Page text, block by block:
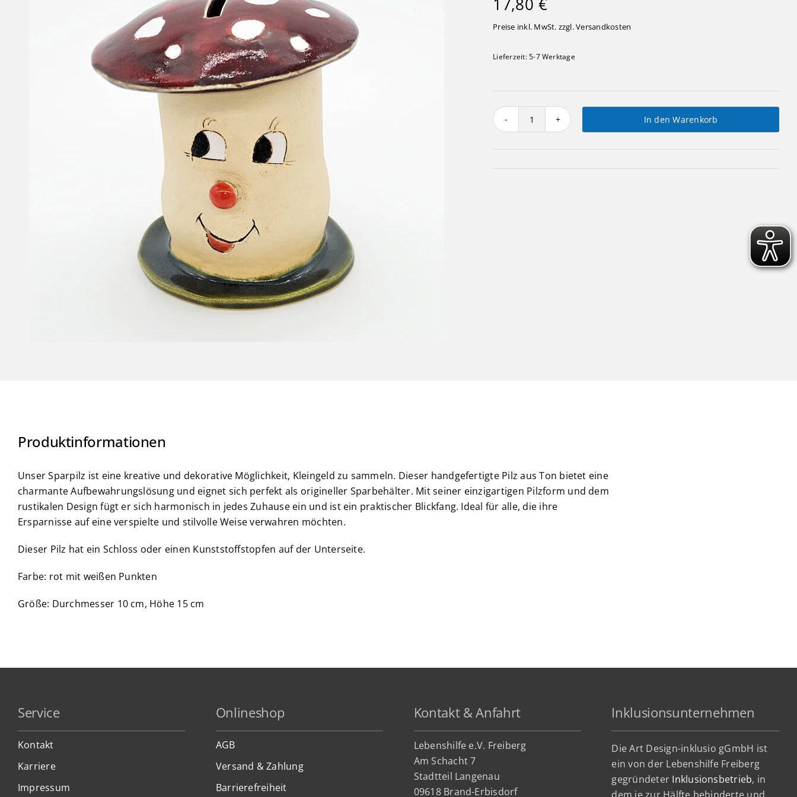
Preise inkl. MwSt. zzgl.Versandkosten
Lieferzeit: 5-7 Werktage
Sparpilz
In den Warenkorb
Produktinformationen
Unser Sparpilz ist eine kreative und dekorative Möglichkeit, Kleingeld zu sammeln. Dieser handgefertigte Pilz aus Ton bietet eine
charmante Aufbewahrungslösung und eignet sich perfekt als origineller Sparbehälter. Mit seiner einzigartigen Pilzform und dem
rustikalen Design fügt er sich harmonisch in jedes Zuhause ein und ist ein praktischer Blickfang. Ideal für alle, die ihre
Ersparnisse auf eine verspielte und stilvolle Weise verwahren möchten.
Dieser Pilz hat ein Schloss oder einen Kunststoffstopfen auf der Unterseite.
Farbe: rot mit weißen Punkten
Größe: Durchmesser 10 cm, Höhe 15 cm
Service
Kontakt
Karriere
Impressum
Onlineshop
AGB
Versand & Zahlung
Barrierefreiheit
Kontakt & Anfahrt
Lebenshilfe e.V. Freiberg
Am Schacht 7
Stadtteil Langenau
09618 Brand-Erbisdorf
Inklusionsunternehmen
Die Art Design-inklusio gGmbH ist
ein von der Lebenshilfe Freiberg
gegründeter Inklusionsbetrieb, in